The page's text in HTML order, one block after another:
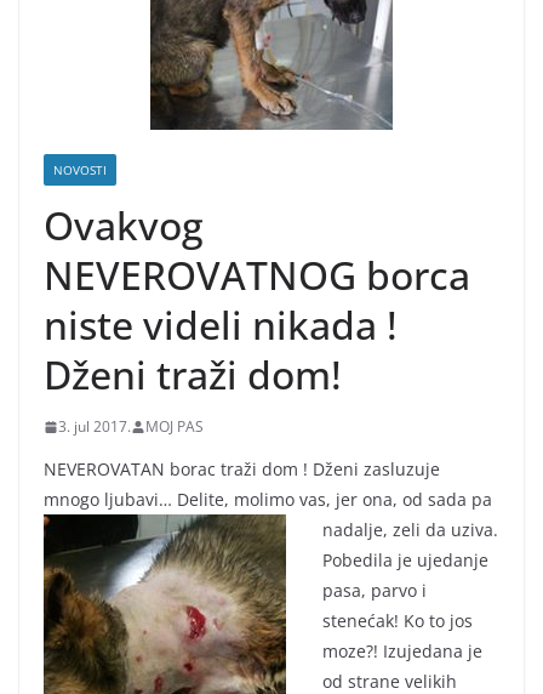
NOVOSTI
Ovakvog
NEVEROVATNOG borca
niste videli nikada !
Dženi traži dom!
3. jul 2017. MOJ PAS
NEVEROVATAN borac traži dom ! Dženi zasluzuje
mnogo ljubavi… Delite, molimo vas, jer ona, od sada pa
nadalje, zeli da uziva.
Pobedila je ujedanje
pasa, parvo i
stenećak! Ko to jos
moze?! Izujedana je
od strane velikih